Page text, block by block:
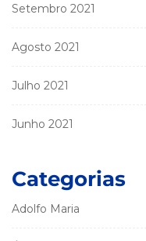
Setembro 2021
Agosto 2021
Julho 2021
Junho 2021
Categorias
Adolfo Maria